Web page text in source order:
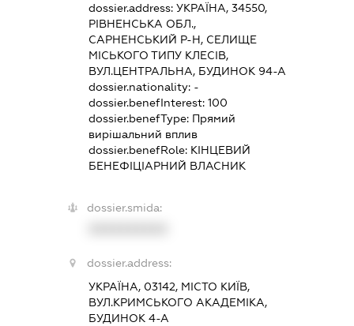
dossier.address:УКРАЇНА, 34550,
РІВНЕНСЬКА ОБЛ.,
САРНЕНСЬКИЙ Р-Н, СЕЛИЩЕ
МІСЬКОГО ТИПУ КЛЕСІВ,
ВУЛ.ЦЕНТРАЛЬНА, БУДИНОК 94-А
dossier.nationality: -
dossier.benefInterest:100
dossier.benefType: Прямий
вирішальний вплив
dossier.benefRole: КІНЦЕВИЙ
БЕНЕФІЦІАРНИЙ ВЛАСНИК
dossier.smida:
dossier.address:
УКРАЇНА, 03142, МІСТО КИЇВ,
ВУЛ.КРИМСЬКОГО АКАДЕМІКА,
БУДИНОК 4-А